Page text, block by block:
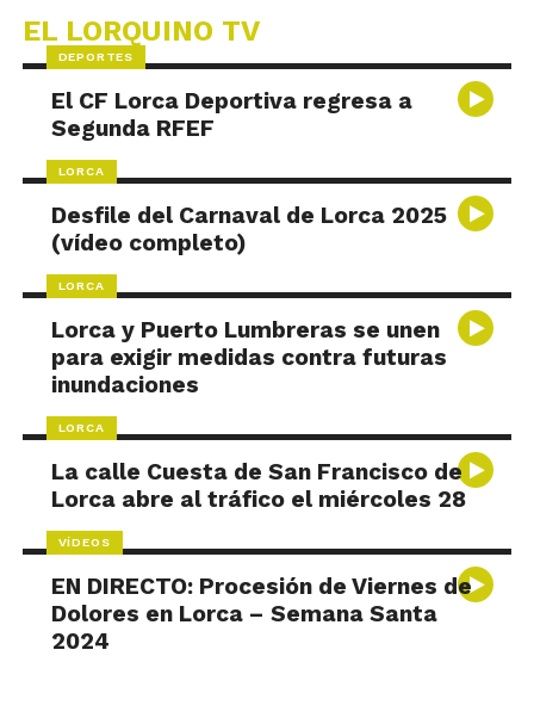
EL LORQUINO TV
DEPORTES
El CF Lorca Deportiva regresa a
Segunda RFEF
LORCA
Desfile del Carnaval de Lorca 2025
(vídeo completo)
LORCA
Lorca y Puerto Lumbreras se unen
para exigir medidas contra futuras
inundaciones
LORCA
La calle Cuesta de San Francisco de
Lorca abre al tráfico el miércoles 28
VÍDEOS
EN DIRECTO: Procesión de Viernes de
Dolores en Lorca – Semana Santa
2024